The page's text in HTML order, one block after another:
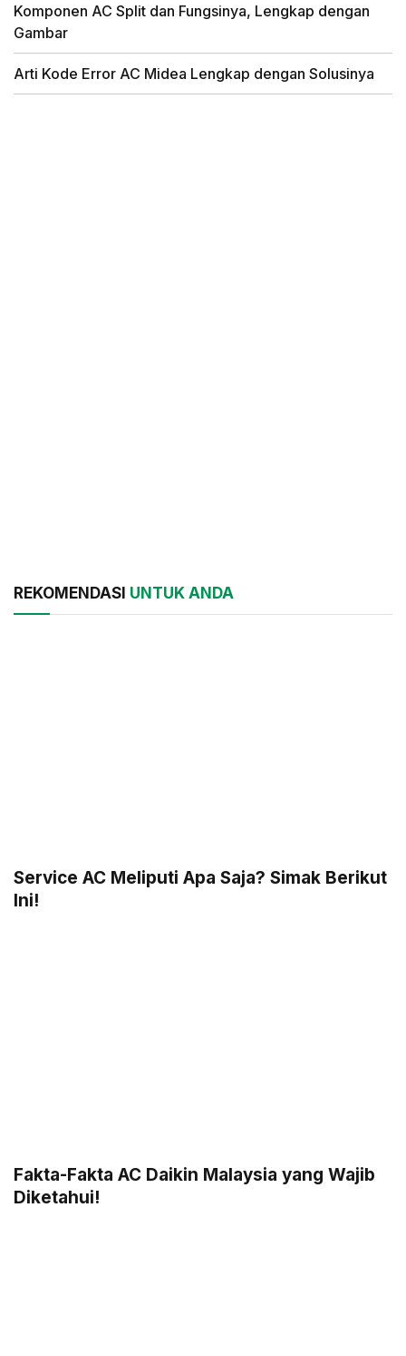
Komponen AC Split dan Fungsinya, Lengkap dengan
Gambar
Arti Kode Error AC Midea Lengkap dengan Solusinya
REKOMENDASI UNTUK ANDA
Service AC Meliputi Apa Saja? Simak Berikut
Ini!
Fakta-Fakta AC Daikin Malaysia yang Wajib
Diketahui!